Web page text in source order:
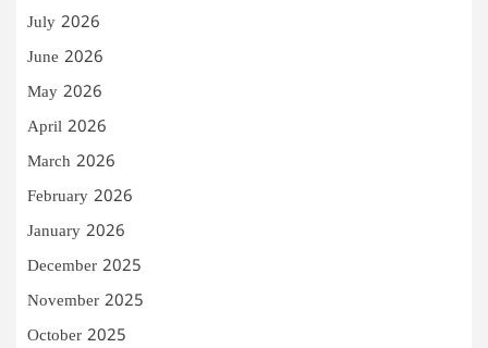
July 2026
June 2026
May 2026
April 2026
March 2026
February 2026
January 2026
December 2025
November 2025
October 2025